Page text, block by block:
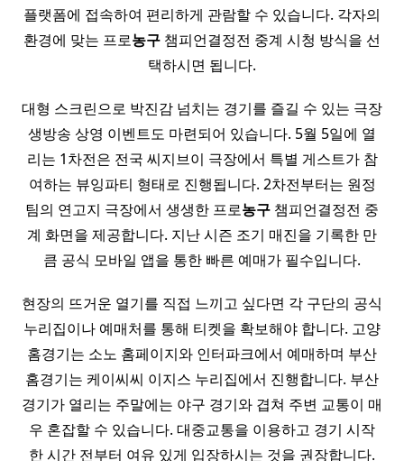
플랫폼에 접속하여 편리하게 관람할 수 있습니다. 각자의
환경에 맞는 프로농구 챔피언결정전 중계 시청 방식을 선
택하시면 됩니다.
대형 스크린으로 박진감 넘치는 경기를 즐길 수 있는 극장
생방송 상영 이벤트도 마련되어 있습니다. 5월 5일에 열
리는 1차전은 전국 씨지브이 극장에서 특별 게스트가 참
여하는 뷰잉파티 형태로 진행됩니다. 2차전부터는 원정
팀의 연고지 극장에서 생생한 프로농구 챔피언결정전 중
계 화면을 제공합니다. 지난 시즌 조기 매진을 기록한 만
큼 공식 모바일 앱을 통한 빠른 예매가 필수입니다.
현장의 뜨거운 열기를 직접 느끼고 싶다면 각 구단의 공식
누리집이나 예매처를 통해 티켓을 확보해야 합니다. 고양
홈경기는 소노 홈페이지와 인터파크에서 예매하며 부산
홈경기는 케이씨씨 이지스 누리집에서 진행합니다. 부산
경기가 열리는 주말에는 야구 경기와 겹쳐 주변 교통이 매
우 혼잡할 수 있습니다. 대중교통을 이용하고 경기 시작
한 시간 전부터 여유 있게 입장하시는 것을 권장합니다.